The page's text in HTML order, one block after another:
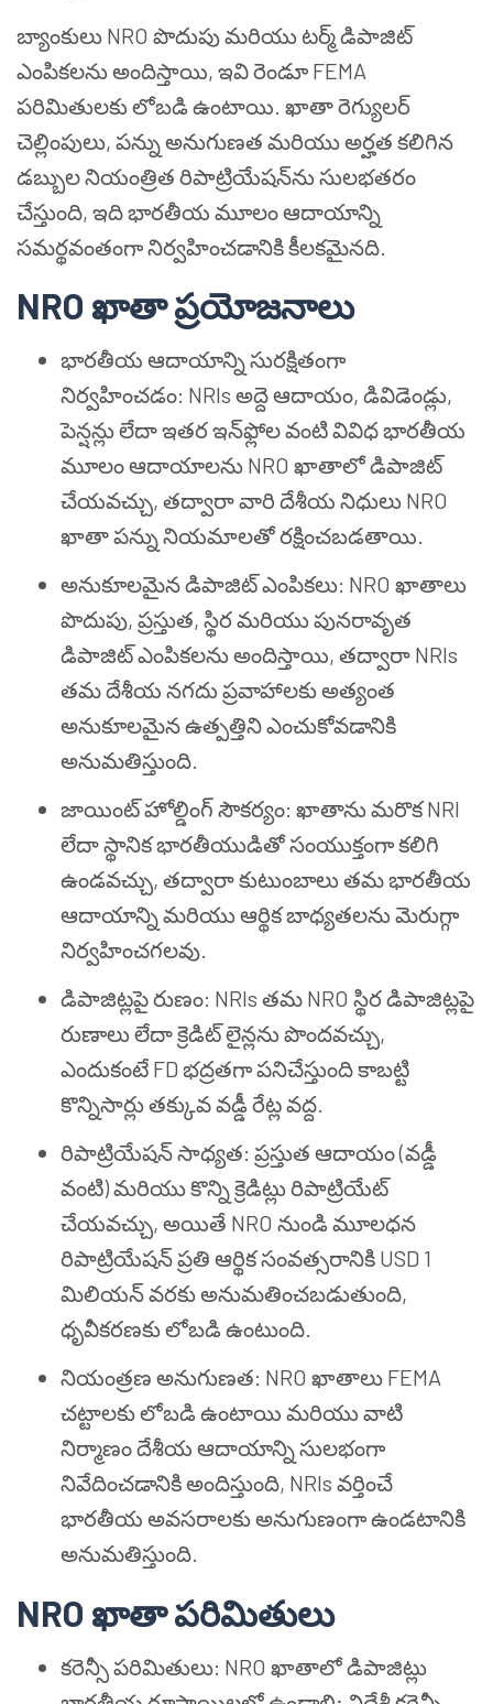
బ్యాంకులు NRO పొదుపు మరియు టర్మ్ డిపాజిట్
ఎంపికలను అందిస్తాయి, ఇవి రెండూ FEMA
పరిమితులకు లోబడి ఉంటాయి. ఖాతా రెగ్యులర్
చెల్లింపులు, పన్ను అనుగుణత మరియు అర్హత కలిగిన
డబ్బుల నియంత్రిత రిపాట్రియేషన్‌ను సులభతరం
చేస్తుంది, ఇది భారతీయ మూలం ఆదాయాన్ని
సమర్థవంతంగా నిర్వహించడానికి కీలకమైనది.
NRO ఖాతా ప్రయోజనాలు
భారతీయ ఆదాయాన్ని సురక్షితంగా
నిర్వహించడం: NRIs అద్దె ఆదాయం, డివిడెండ్లు,
పెన్షన్లు లేదా ఇతర ఇన్‌ఫ్లోల వంటి వివిధ భారతీయ
మూలం ఆదాయాలను NRO ఖాతాలో డిపాజిట్
చేయవచ్చు, తద్వారా వారి దేశీయ నిధులు NRO
ఖాతా పన్ను నియమాలతో రక్షించబడతాయి.
అనుకూలమైన డిపాజిట్ ఎంపికలు: NRO ఖాతాలు
పొదుపు, ప్రస్తుత, స్థిర మరియు పునరావృత
డిపాజిట్ ఎంపికలను అందిస్తాయి, తద్వారా NRIs
తమ దేశీయ నగదు ప్రవాహాలకు అత్యంత
అనుకూలమైన ఉత్పత్తిని ఎంచుకోవడానికి
అనుమతిస్తుంది.
జాయింట్ హోల్డింగ్ సౌకర్యం: ఖాతాను మరొక NRI
లేదా స్థానిక భారతీయుడితో సంయుక్తంగా కలిగి
ఉండవచ్చు, తద్వారా కుటుంబాలు తమ భారతీయ
ఆదాయాన్ని మరియు ఆర్థిక బాధ్యతలను మెరుగ్గా
నిర్వహించగలవు.
డిపాజిట్లపై రుణం: NRIs తమ NRO స్థిర డిపాజిట్లపై
రుణాలు లేదా క్రెడిట్ లైన్లను పొందవచ్చు,
ఎందుకంటే FD భద్రతగా పనిచేస్తుంది కాబట్టి
కొన్నిసార్లు తక్కువ వడ్డీ రేట్ల వద్ద.
రిపాట్రియేషన్ సాధ్యత: ప్రస్తుత ఆదాయం (వడ్డీ
వంటి) మరియు కొన్ని క్రెడిట్లు రిపాట్రియేట్
చేయవచ్చు, అయితే NRO నుండి మూలధన
రిపాట్రియేషన్ ప్రతి ఆర్థిక సంవత్సరానికి USD 1
మిలియన్ వరకు అనుమతించబడుతుంది,
ధృవీకరణకు లోబడి ఉంటుంది.
నియంత్రణ అనుగుణత: NRO ఖాతాలు FEMA
చట్టాలకు లోబడి ఉంటాయి మరియు వాటి
నిర్మాణం దేశీయ ఆదాయాన్ని సులభంగా
నివేదించడానికి అందిస్తుంది, NRIs వర్తించే
భారతీయ అవసరాలకు అనుగుణంగా ఉండటానికి
అనుమతిస్తుంది.
NRO ఖాతా పరిమితులు
కరెన్సీ పరిమితులు: NRO ఖాతాలో డిపాజిట్లు